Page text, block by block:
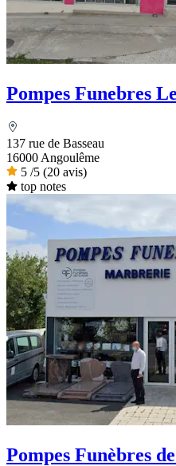
Pompes Funebres
137 rue de Basseau
16000 Angoulême
5 /5 (20 avis)
top notes
Pompes Funèbres